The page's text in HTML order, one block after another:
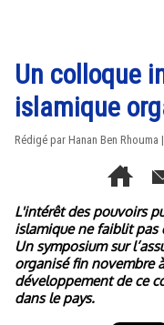
Un colloque
islamique
Rédigé par Hanan Ben Rhouma
L'intérêt des pouvoirs
islamique ne faiblit pas
Un symposium sur
organisé fin novembre
développement de ce
dans le pays.